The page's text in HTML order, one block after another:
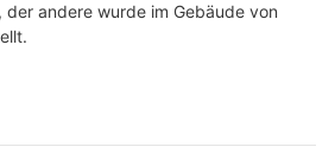
der andere wurde im Gebäude von